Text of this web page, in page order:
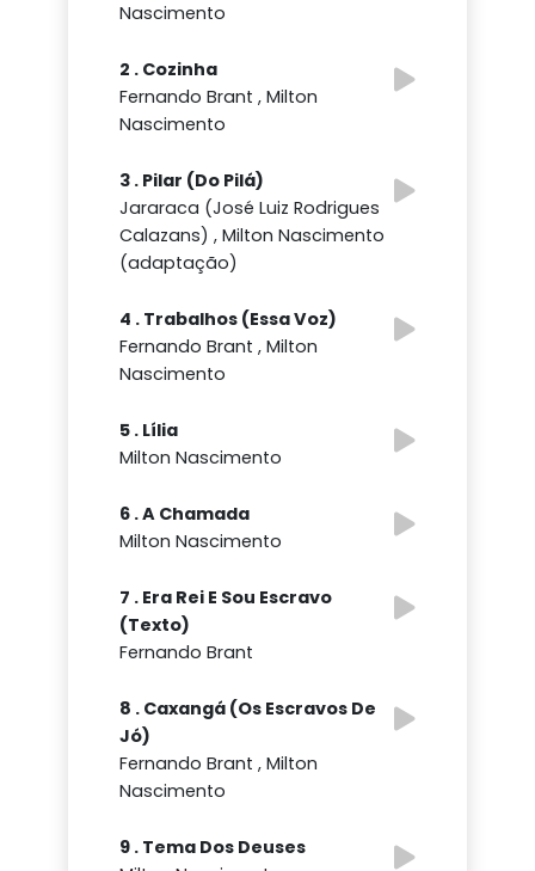
Nascimento
2 . Cozinha
Fernando Brant , Milton
Nascimento
3 . Pilar (Do Pilá)
Jararaca (José Luiz Rodrigues
Calazans) , Milton Nascimento
(adaptação)
4 . Trabalhos (Essa Voz)
Fernando Brant , Milton
Nascimento
5 . Lília
Milton Nascimento
6 . A Chamada
Milton Nascimento
7 . Era Rei E Sou Escravo
(Texto)
Fernando Brant
8 . Caxangá (Os Escravos De
Jó)
Fernando Brant , Milton
Nascimento
9 . Tema Dos Deuses